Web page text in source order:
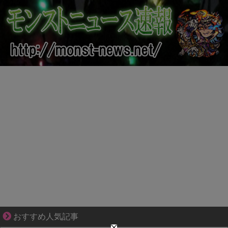
おすすめ人気記事
知らない土地で、主婦は孤独になる